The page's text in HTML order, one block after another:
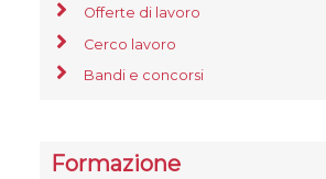
Offerte di lavoro
Cerco lavoro
Bandi e concorsi
Formazione